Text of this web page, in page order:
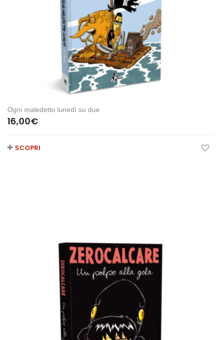
Ogni maledetto lunedì su due
16,00€
SCOPRI